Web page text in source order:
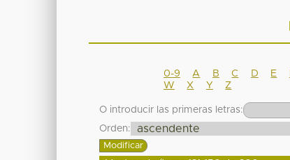
0-9 A B C D E
W
X Y Z
O introducir las primeras letras:
Orden: